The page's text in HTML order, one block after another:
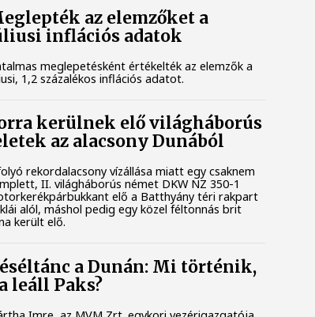
az elemzőket a
inflációs adatok
meglepetésként értékelték az elemzők a
1,2 százalékos inflációs adatot.
kerülnek elő világháborús
az alacsony Dunából
rekordalacsony vízállása miatt egy csaknem
II. világháborús német DKW NZ 350-1
elő a Batthyány téri rakpart
alól, máshol pedig egy közel féltonnás brit
került elő.
a Dunán: Mi történik,
leáll Paks?